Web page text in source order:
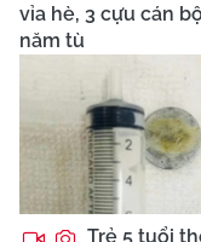
vỉa hè, 3 cựu cán
năm tù
Trẻ 5 tuổi